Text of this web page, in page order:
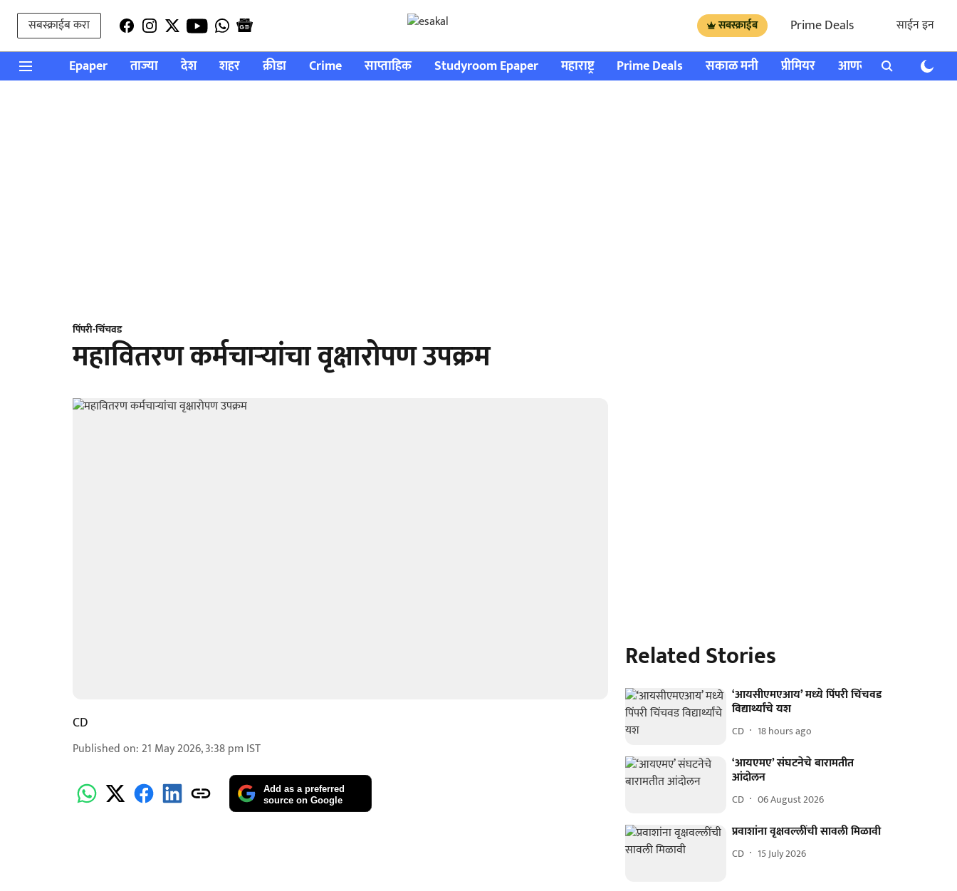
सबस्क्राईब करा सबस्क्राईब Prime Deals साईन इन
Epaper ताज्या देश शहर क्रीडा Crime साप्ताहिक Studyroom Epaper महाराष्ट्र Prime Deals सकाळ मनी प्रीमियर आणखी राशी भविष्य
पिंपरी-चिंचवड
महावितरण कर्मचाऱ्यांचा वृक्षारोपण उपक्रम
CD
Published on: 21 May 2026, 3:38 pm IST
Add as a preferred
source on Google
Related Stories
‘आयसीएमएआय’ मध्‍ये पिंपरी चिंचवड
विद्यार्थ्यांचे यश
CD 18 hours ago
‘आयएमए’ संघटनेचे बारामतीत
आंदोलन
CD 06 August 2026
प्रवाशांना वृक्षवल्लींची सावली मिळावी
CD 15 July 2026